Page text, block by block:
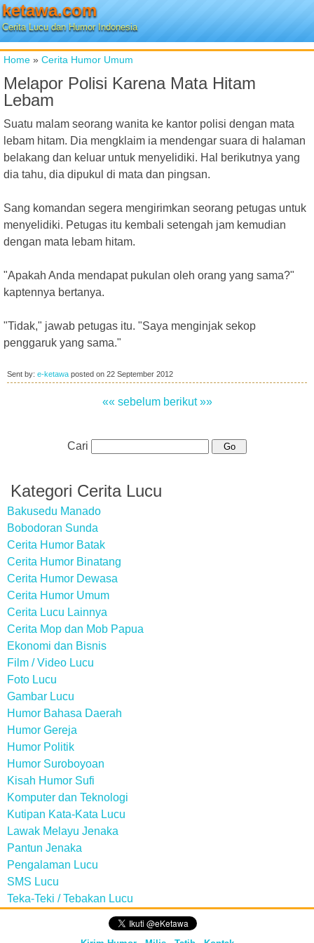
ketawa.com
Cerita Lucu dan Humor Indonesia
Home » Cerita Humor Umum
Melapor Polisi Karena Mata Hitam
Lebam
Suatu malam seorang wanita ke kantor polisi dengan mata
lebam hitam. Dia mengklaim ia mendengar suara di halaman
belakang dan keluar untuk menyelidiki. Hal berikutnya yang
dia tahu, dia dipukul di mata dan pingsan.
Sang komandan segera mengirimkan seorang petugas untuk
menyelidiki. Petugas itu kembali setengah jam kemudian
dengan mata lebam hitam.
"Apakah Anda mendapat pukulan oleh orang yang sama?"
kaptennya bertanya.
"Tidak," jawab petugas itu. "Saya menginjak sekop
penggaruk yang sama."
Sent by: e-ketawa posted on 22 September 2012
«« sebelum berikut »»
Cari
Kategori Cerita Lucu
Bakusedu Manado
Bobodoran Sunda
Cerita Humor Batak
Cerita Humor Binatang
Cerita Humor Dewasa
Cerita Humor Umum
Cerita Lucu Lainnya
Cerita Mop dan Mob Papua
Ekonomi dan Bisnis
Film / Video Lucu
Foto Lucu
Gambar Lucu
Humor Bahasa Daerah
Humor Gereja
Humor Politik
Humor Suroboyoan
Kisah Humor Sufi
Komputer dan Teknologi
Kutipan Kata-Kata Lucu
Lawak Melayu Jenaka
Pantun Jenaka
Pengalaman Lucu
SMS Lucu
Teka-Teki / Tebakan Lucu